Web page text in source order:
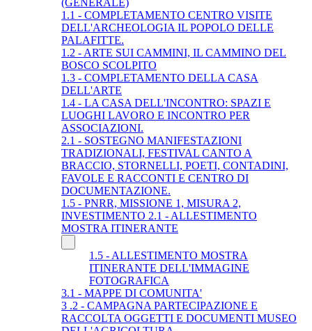
1.1 - COMPLETAMENTO CENTRO VISITE
DELL'ARCHEOLOGIA IL POPOLO DELLE
PALAFITTE.
1.2 - ARTE SUI CAMMINI, IL CAMMINO DEL
BOSCO SCOLPITO
1.3 - COMPLETAMENTO DELLA CASA
DELL'ARTE
1.4 - LA CASA DELL'INCONTRO: SPAZI E
LUOGHI LAVORO E INCONTRO PER
ASSOCIAZIONI.
2.1 - SOSTEGNO MANIFESTAZIONI
TRADIZIONALI, FESTIVAL CANTO A
BRACCIO, STORNELLI, POETI, CONTADINI,
FAVOLE E RACCONTI E CENTRO DI
DOCUMENTAZIONE.
1.5 - PNRR, MISSIONE 1, MISURA 2,
INVESTIMENTO 2.1 - ALLESTIMENTO
MOSTRA ITINERANTE
1.5 - ALLESTIMENTO MOSTRA
ITINERANTE DELL'IMMAGINE
FOTOGRAFICA
3.1 - MAPPE DI COMUNITA'
3 .2 - CAMPAGNA PARTECIPAZIONE E
RACCOLTA OGGETTI E DOCUMENTI MUSEO